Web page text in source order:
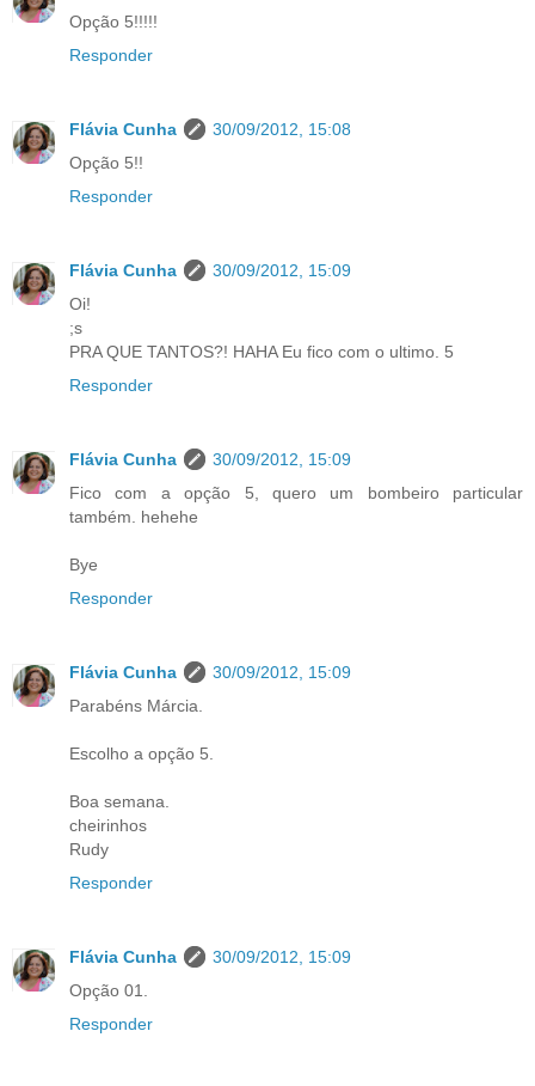
Opção 5!!!!!
Responder
Flávia Cunha
30/09/2012, 15:08
Opção 5!!
Responder
Flávia Cunha
30/09/2012, 15:09
Oi!
;s
PRA QUE TANTOS?! HAHA Eu fico com o ultimo. 5
Responder
Flávia Cunha
30/09/2012, 15:09
Fico com a opção 5, quero um bombeiro particular
também. hehehe
Bye
Responder
Flávia Cunha
30/09/2012, 15:09
Parabéns Márcia.
Escolho a opção 5.
Boa semana.
cheirinhos
Rudy
Responder
Flávia Cunha
30/09/2012, 15:09
Opção 01.
Responder